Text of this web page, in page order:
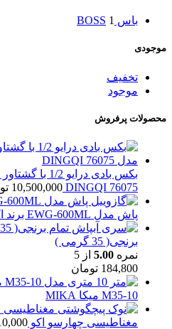
باس BOSS 1
موجودی
تخفیف
موجود
محصولات پرفروش
76075 DINGQI
10,500,000
پاش مدل EWG-600ML برند اکو EKO
برنجی( 35 گرمی )
نمره 5.00 از 5
184,800 تومان
M35-10 میکا MIKA
مغناطیسی چهارسو اکو